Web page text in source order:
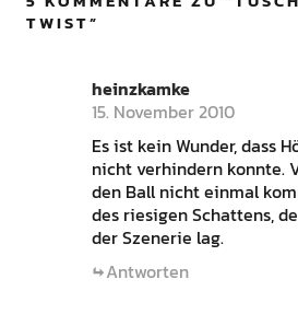
TWIST”
heinzkamke
15. November 2010
Es ist kein Wunder, dass
nicht verhindern konnte.
den Ball nicht einmal
des riesigen Schattens,
der Szenerie lag.
Antworten